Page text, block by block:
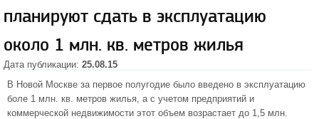
планируют сдать в эксплуатацию
около 1 млн. кв. метров жилья
Дата публикации: 25.08.15
В Новой Москве за первое полугодие было введено в эксплуатацию
боле 1 млн. кв. метров жилья, а с учетом предприятий и
коммерческой недвижимости этот объем возрастает до 1,5 млн.